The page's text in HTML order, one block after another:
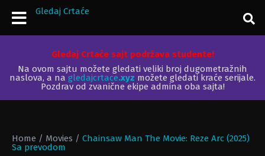
Gledaj Crtaće
Gledaj Crtaće sajt podržava studente!
Na ovom sajtu možete gledati veliki broj dugometražnih
naslova, a na gledajcrtace.xyz možete gledati kraće serijale.
Pozdrav od zvanične ekipe admina oba sajta!
Home / Movies / Chainsaw Man The Movie: Reze Arc (2025)
Sa prevodom